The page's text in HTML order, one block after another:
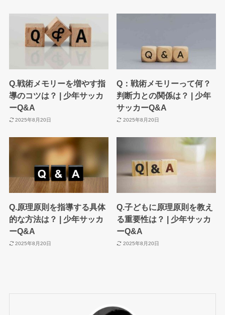
Q.戦術メモリーを増やす指
導のコツは？ | 少年サッカ
ーQ&A
2025年8月20日
Q：戦術メモリーって何？
判断力との関係は？ | 少年
サッカーQ&A
2025年8月20日
Q.原理原則を指導する具体
的な方法は？ | 少年サッカ
ーQ&A
2025年8月20日
Q.子どもに原理原則を教え
る重要性は？ | 少年サッカ
ーQ&A
2025年8月20日